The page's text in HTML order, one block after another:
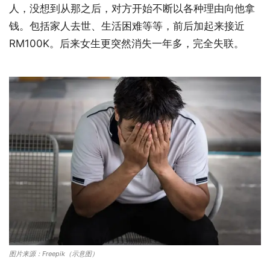
人，没想到从那之后，对方开始不断以各种理由向他拿
钱。包括家人去世、生活困难等等，前后加起来接近
RM100K。后来女生更突然消失一年多，完全失联。
图片来源：Freepik（示意图）